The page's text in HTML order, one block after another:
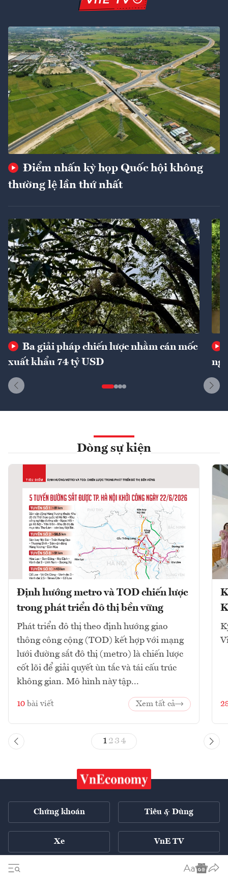
Điểm nhấn kỳ họp Quốc hội không
thường lệ lần thứ nhất
Ba giải pháp chiến lược nhằm cán mốc
xuất khẩu 74 tỷ USD
Dòng sự kiện
Định hướng metro và TOD chiến lược
trong phát triển đô thị bền vững
Phát triển đô thị theo định hướng giao
thông công cộng (TOD) kết hợp với mạng
lưới đường sắt đô thị (metro) là chiến lược
cốt lõi để giải quyết ùn tắc và tái cấu trúc
không gian. Mô hình này tập...
10 bài viết Xem tất cả
1 23 4
Chứng khoán Tiêu & Dùng
Xe VnE TV
English ++